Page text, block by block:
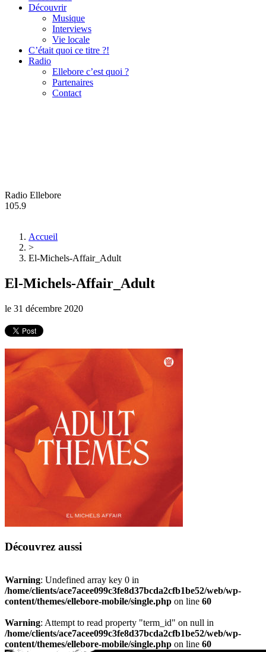
Découvrir
Musique
Interviews
Vie locale
C’était quoi ce titre ?!
Radio
Ellebore c’est quoi ?
Partenaires
Contact
Radio Ellebore
105.9
Accueil
>
El-Michels-Affair_Adult
El-Michels-Affair_Adult
le 31 décembre 2020
Découvrez aussi
Warning: Undefined array key 0 in
/home/clients/ace7acee099c3fe8d37bcda2cfb1be52/web/wp-
content/themes/ellebore-mobile/single.php on line 60
Warning: Attempt to read property "term_id" on null in
/home/clients/ace7acee099c3fe8d37bcda2cfb1be52/web/wp-
content/themes/ellebore-mobile/single.php on line 60